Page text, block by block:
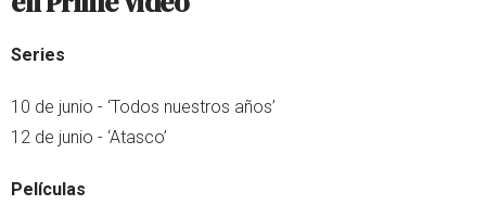
Series
10 de junio - ‘Todos nuestros años’
12 de junio - ‘Atasco’
Películas